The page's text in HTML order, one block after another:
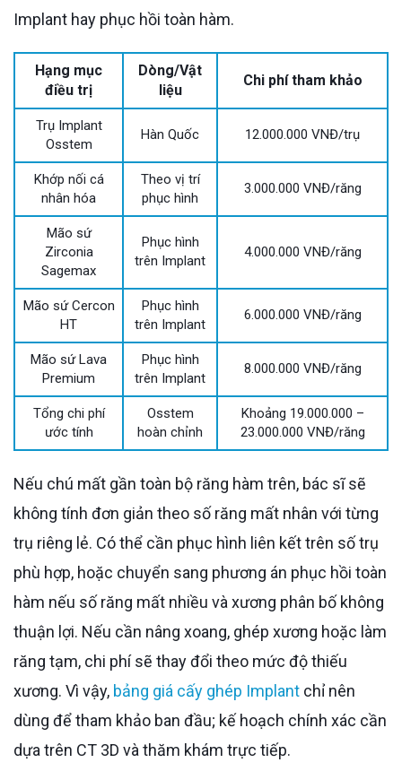
Implant hay phục hồi toàn hàm.
Hạng mục
điều trị
Dòng/Vật
liệu
Chi phí tham khảo
Trụ Implant
Osstem
Hàn Quốc 12.000.000 VNĐ/trụ
Khớp nối cá
nhân hóa
Theo vị trí
phục hình
3.000.000 VNĐ/răng
Mão sứ
Zirconia
Sagemax
Phục hình
trên Implant
4.000.000 VNĐ/răng
Mão sứ Cercon
HT
Phục hình
trên Implant
6.000.000 VNĐ/răng
Mão sứ Lava
Premium
Phục hình
trên Implant
8.000.000 VNĐ/răng
Tổng chi phí
ước tính
Osstem
hoàn chỉnh
Khoảng 19.000.000 –
23.000.000 VNĐ/răng
Nếu chú mất gần toàn bộ răng hàm trên, bác sĩ sẽ
không tính đơn giản theo số răng mất nhân với từng
trụ riêng lẻ. Có thể cần phục hình liên kết trên số trụ
phù hợp, hoặc chuyển sang phương án phục hồi toàn
hàm nếu số răng mất nhiều và xương phân bố không
thuận lợi. Nếu cần nâng xoang, ghép xương hoặc làm
răng tạm, chi phí sẽ thay đổi theo mức độ thiếu
xương. Vì vậy, bảng giá cấy ghép Implant chỉ nên
dùng để tham khảo ban đầu; kế hoạch chính xác cần
dựa trên CT 3D và thăm khám trực tiếp.